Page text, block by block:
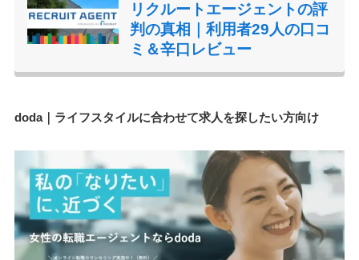
リクルートエージェントの評
判の真相｜利用者29人の口コ
ミ＆辛口レビュー
doda｜ライフスタイルに合わせて求人を探したい方向け